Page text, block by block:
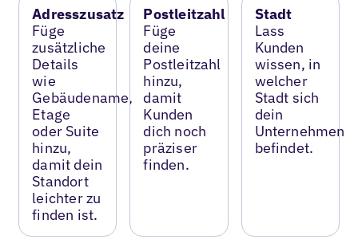
Adresszusatz
Füge
zusätzliche
Details
wie
Gebäudename,
Etage
oder Suite
hinzu,
damit dein
Standort
leichter zu
finden ist.
Postleitzahl
Füge
deine
Postleitzahl
hinzu,
damit
Kunden
dich noch
präziser
finden.
Stadt
Lass
Kunden
wissen, in
welcher
Stadt sich
dein
Unternehmen
befindet.